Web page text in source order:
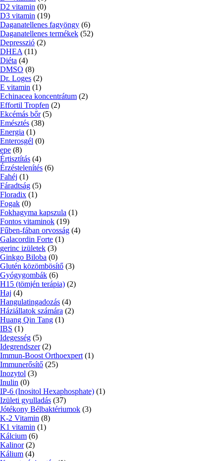
D2 vitamin (0)
D3 vitamin (19)
Daganatellenes fagyöngy (6)
Daganatellenes termékek (52)
Depresszió (2)
DHEA (11)
Diéta (4)
DMSO (8)
Dr. Loges (2)
E vitamin (1)
Echinacea koncentrátum (2)
Effortil Tropfen (2)
Ekcémás bőr (5)
Emésztés (38)
Energia (1)
Enterosgél (0)
epe (8)
Értisztítás (4)
Érzéstelenítés (6)
Fahéj (1)
Fáradtság (5)
Floradix (1)
Fogak (0)
Fokhagyma kapszula (1)
Fontos vitaminok (19)
Fűben-fában orvosság (4)
Galacordin Forte (1)
gerinc izületek (3)
Ginkgo Biloba (0)
Glutén közömbösítő (3)
Gyógygombák (6)
H15 (tömjén terápia) (2)
Haj (4)
Hangulatingadozás (4)
Háziállatok számára (2)
Huang Qin Tang (1)
IBS (1)
Idegesség (5)
Idegrendszer (2)
Immun-Boost Orthoexpert (1)
Immunerősítő (25)
Inozytol (3)
Inulin (0)
IP-6 (Inositol Hexaphosphate) (1)
Izületi gyulladás (37)
Jótékony Bélbaktériumok (3)
K-2 Vitamin (8)
K1 vitamin (1)
Kálcium (6)
Kalinor (2)
Kálium (4)